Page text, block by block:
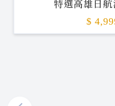
加碼贈送